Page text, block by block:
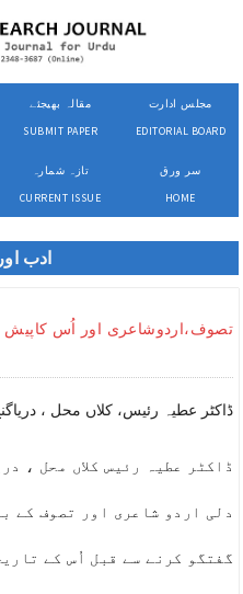
مقالہ بھیجئے
SUBMIT PAPER
مجلس ادارت
EDITORIAL BOARD
تازہ شمارہ
CURRENT ISSUE
سر ورق
HOME
ادب
تصوف،اردوشاعری اور اُس
ڈاکٹر عطیہ رئیس، کلاں محل ،
ڈاکٹر عطیہ رئیس کلاں محل ،
دلی اردو شاعری اور تصوف کے
گفتگو کرنے سے قبل اُس کے